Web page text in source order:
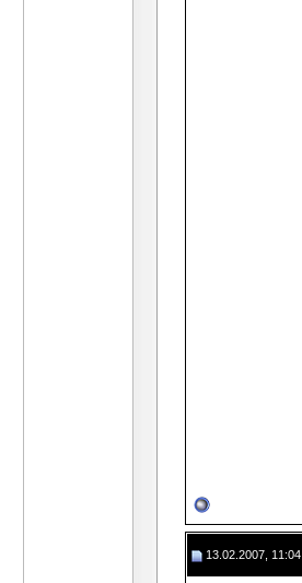
13.02.2007, 11:04